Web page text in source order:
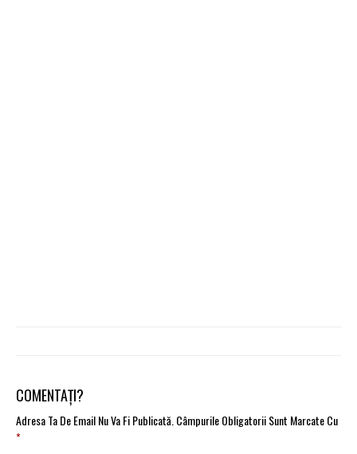
COMENTAȚI?
Adresa Ta De Email Nu Va Fi Publicată.Câmpurile Obligatorii Sunt Marcate Cu
*